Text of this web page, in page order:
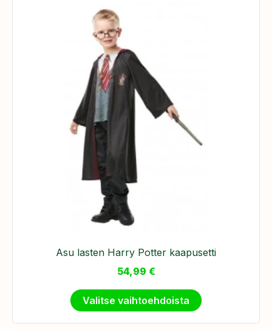
Asu lasten Harry Potter kaapusetti
54,99 €
Valitse vaihtoehdoista